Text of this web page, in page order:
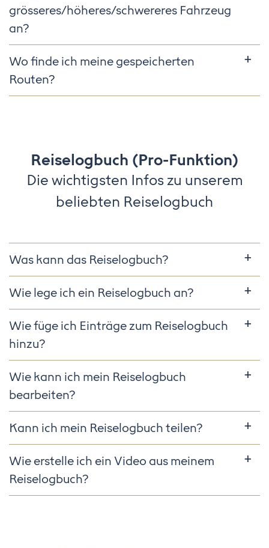
grösseres/höheres/schwereres Fahrzeug
an?
Wo finde ich meine gespeicherten
Routen?
Reiselogbuch (Pro-Funktion)
Die wichtigsten Infos zu unserem
beliebten Reiselogbuch
Was kann das Reiselogbuch?
Wie lege ich ein Reiselogbuch an?
Wie füge ich Einträge zum Reiselogbuch
hinzu?
Wie kann ich mein Reiselogbuch
bearbeiten?
Kann ich mein Reiselogbuch teilen?
Wie erstelle ich ein Video aus meinem
Reiselogbuch?